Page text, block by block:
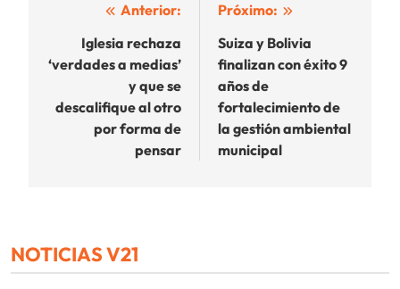
Navegación
entradas
Anterior:
Iglesia rechaza
‘verdades a medias’
y que se
descalifique al otro
por forma de
pensar
Próximo:
Suiza y Bolivia
finalizan con éxito 9
años de
fortalecimiento de
la gestión ambiental
municipal
NOTICIAS V21